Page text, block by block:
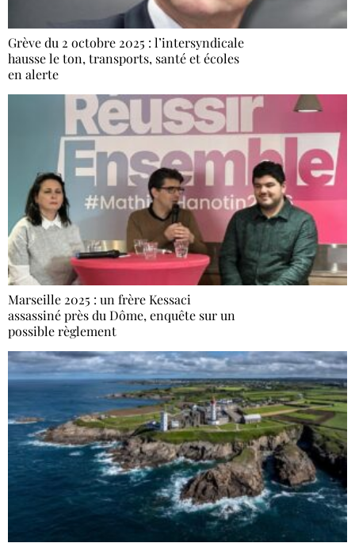
Grève du 2 octobre 2025 : l’intersyndicale
hausse le ton, transports, santé et écoles
en alerte
Marseille 2025 : un frère Kessaci
assassiné près du Dôme, enquête sur un
possible règlement